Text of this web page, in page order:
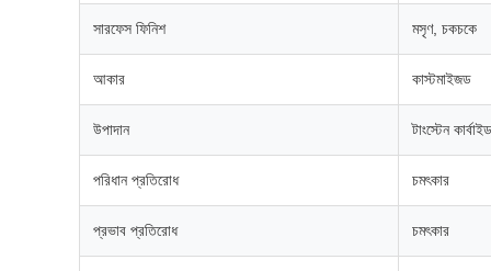
সারফেস ফিনিশ মসৃণ, চকচকে
আকার কাস্টমাইজড
উপাদান টাংস্টেন কার্বাইড
পরিধান প্রতিরোধ চমৎকার
প্রভাব প্রতিরোধ চমৎকার